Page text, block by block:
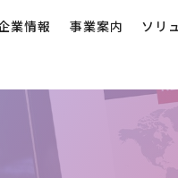
業情報 事業案内 ソリ